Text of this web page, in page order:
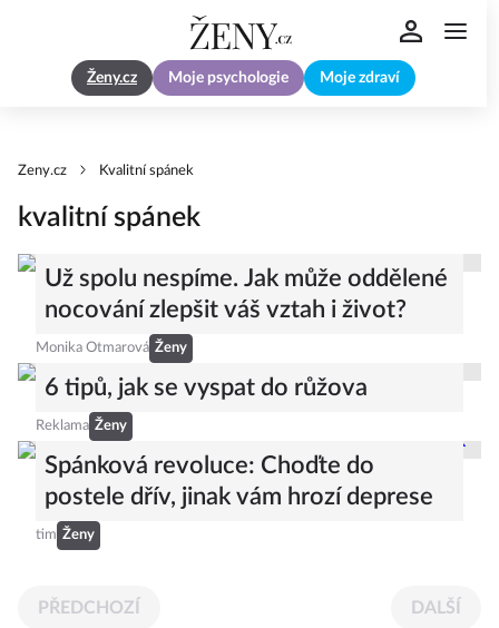
Ženy.cz Moje psychologie Moje zdraví
Zeny.cz Kvalitní spánek
kvalitní spánek
Už spolu nespíme. Jak může oddělené
nocování zlepšit váš vztah i život?
Monika Otmarová Ženy
6 tipů, jak se vyspat do růžova
Reklama Ženy
Spánková revoluce: Choďte do
postele dřív, jinak vám hrozí deprese
tim Ženy
PŘEDCHOZÍ DALŠÍ